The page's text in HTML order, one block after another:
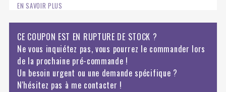
EN SAVOIR PLUS
CE COUPON EST EN RUPTURE DE STOCK ?
Ne vous inquiétez pas, vous pourrez le commander lors
de la prochaine pré-commande !
Un besoin urgent ou une demande spécifique ?
N'hésitez pas à me contacter !